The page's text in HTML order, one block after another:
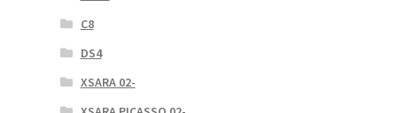
C8
DS4
XSARA 02-